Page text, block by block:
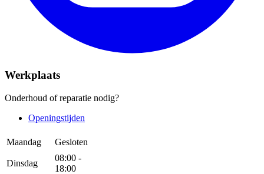
Werkplaats
Onderhoud of reparatie nodig?
Openingstijden
Maandag Gesloten
Dinsdag
08:00 -
18:00